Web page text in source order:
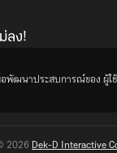
ลง!
2026 Dek-D Interactive
พัฒนาประสบการณ์ของ ผู้ใ